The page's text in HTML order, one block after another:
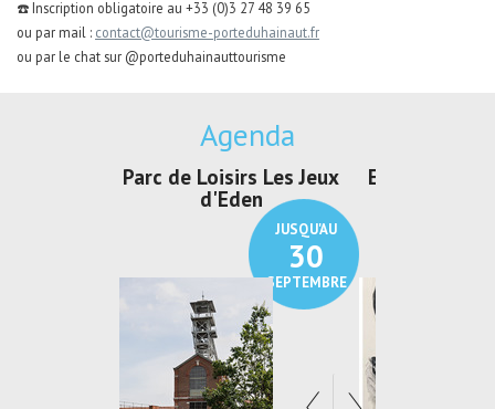
☎️ Inscription obligatoire au +33 (0)3 27 48 39 65
ou par mail : contact@tourisme-porteduhainaut.fr
ou par le chat sur @porteduhainauttourisme
Agenda
JUSQU'AU
21
SEPTEMBRE
Exposition "Lucien Jonas -
Au pays du charbon ...